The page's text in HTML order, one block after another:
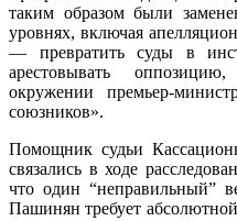
таким образом были
уровнях, включая
— превратить суды в
арестовывать
окружении премьер-
союзников».
Помощник судьи
связались в ходе
что один “неправильный”
Пашинян требует